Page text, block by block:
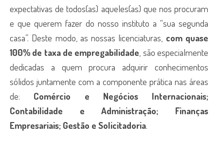
expectativas de todos(as) aqueles(as) que nos procuram
e que querem fazer do nosso instituto a “sua segunda
casa”. Deste modo, as nossas licenciaturas, com quase
100% de taxa de empregabilidade , são especialmente
dedicadas a quem procura adquirir conhecimentos
sólidos juntamente com a componente prática nas áreas
de: Comércio e Negócios Internacionais;
Contabilidade e Administração; Finanças
Empresariais; Gestão e Solicitadoria.